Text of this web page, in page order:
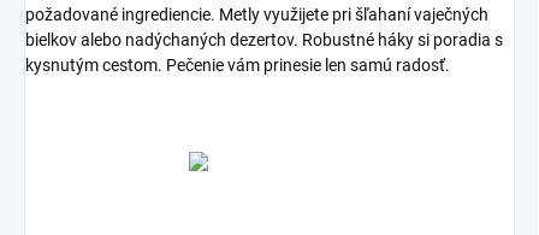
požadované ingrediencie. Metly využijete pri šľahaní vaječných
bielkov alebo nadýchaných dezertov. Robustné háky si poradia s
kysnutým cestom. Pečenie vám prinesie len samú radosť.